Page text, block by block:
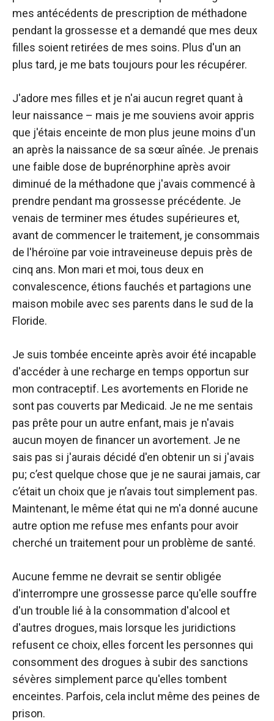
mes antécédents de prescription de méthadone
pendant la grossesse et a demandé que mes deux
filles soient retirées de mes soins. Plus d'un an
plus tard, je me bats toujours pour les récupérer.
J'adore mes filles et je n'ai aucun regret quant à
leur naissance – mais je me souviens avoir appris
que j'étais enceinte de mon plus jeune moins d'un
an après la naissance de sa sœur aînée. Je prenais
une faible dose de buprénorphine après avoir
diminué de la méthadone que j'avais commencé à
prendre pendant ma grossesse précédente. Je
venais de terminer mes études supérieures et,
avant de commencer le traitement, je consommais
de l'héroïne par voie intraveineuse depuis près de
cinq ans. Mon mari et moi, tous deux en
convalescence, étions fauchés et partagions une
maison mobile avec ses parents dans le sud de la
Floride.
Je suis tombée enceinte après avoir été incapable
d'accéder à une recharge en temps opportun sur
mon contraceptif. Les avortements en Floride ne
sont pas couverts par Medicaid. Je ne me sentais
pas prête pour un autre enfant, mais je n'avais
aucun moyen de financer un avortement. Je ne
sais pas si j'aurais décidé d'en obtenir un si j'avais
pu; c’est quelque chose que je ne saurai jamais, car
c’était un choix que je n’avais tout simplement pas.
Maintenant, le même état qui ne m'a donné aucune
autre option me refuse mes enfants pour avoir
cherché un traitement pour un problème de santé.
Aucune femme ne devrait se sentir obligée
d'interrompre une grossesse parce qu'elle souffre
d'un trouble lié à la consommation d'alcool et
d'autres drogues, mais lorsque les juridictions
refusent ce choix, elles forcent les personnes qui
consomment des drogues à subir des sanctions
sévères simplement parce qu'elles tombent
enceintes. Parfois, cela inclut même des peines de
prison.